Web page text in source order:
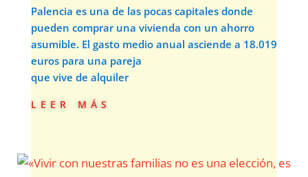
Palencia es una de las pocas capitales donde
pueden comprar una vivienda con un ahorro
asumible. El gasto medio anual asciende a 18.019
euros para una pareja
que vive de alquiler
leer más